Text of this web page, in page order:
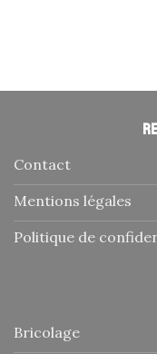
Contact
Mentions légales
Politique de
Bricolage